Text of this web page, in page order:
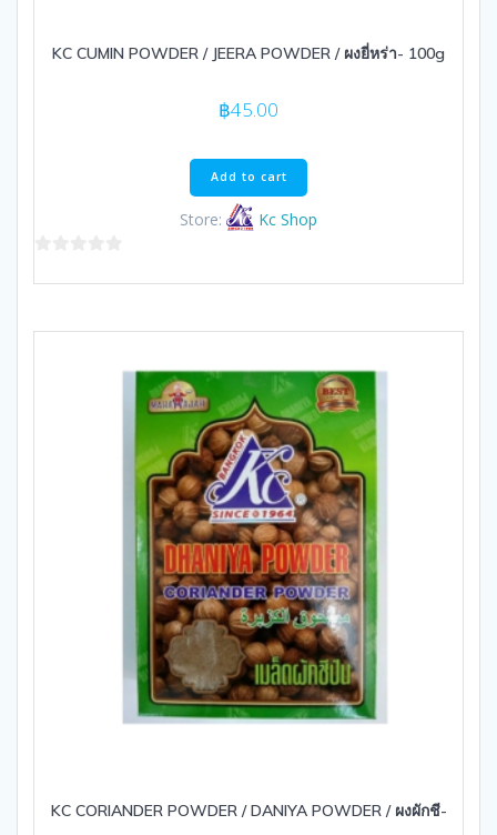
KC CUMIN POWDER / JEERA POWDER / ผงยี่หร่า- 100g
฿45.00
Add to cart
Store: Kc Shop
KC CORIANDER POWDER / DANIYA POWDER / ผงผักชี-